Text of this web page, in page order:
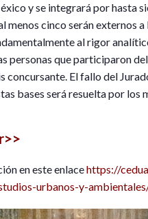
y se integrará por hasta
menos cinco serán externos
al rigor
personas que participaron
concursante. El fallo del
bases será resuelta por
en este enlacehttps://
urbanos-y-